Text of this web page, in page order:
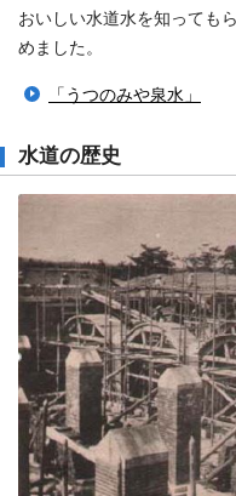
おいしい水道水を知っても
めました。
「うつのみや泉水」
水道の歴史